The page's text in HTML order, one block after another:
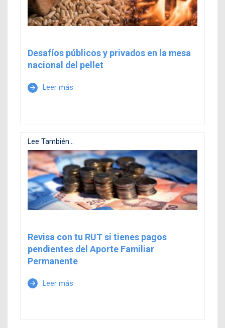
Desafíos públicos y privados en la mesa
nacional del pellet
arrow_forward Leer más
Lee También...
Revisa con tu RUT si tienes pagos
pendientes del Aporte Familiar
Permanente
arrow_forward Leer más